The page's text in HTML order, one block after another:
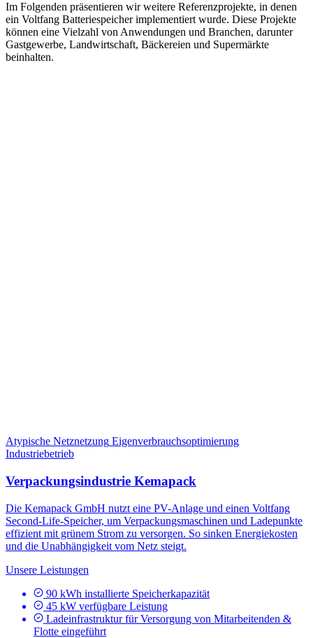
Im Folgenden präsentieren wir weitere Referenzprojekte, in denen
ein Voltfang Batteriespeicher implementiert wurde. Diese Projekte
können eine Vielzahl von Anwendungen und Branchen, darunter
Gastgewerbe, Landwirtschaft, Bäckereien und Supermärkte
beinhalten.
Atypische Netznetzung Eigenverbrauchsoptimierung
Industriebetrieb
Verpackungsindustrie Kemapack
Die Kemapack GmbH nutzt eine PV-Anlage und einen Voltfang
Second-Life-Speicher, um Verpackungsmaschinen und Ladepunkte
effizient mit grünem Strom zu versorgen. So sinken Energiekosten
und die Unabhängigkeit vom Netz steigt.
Unsere Leistungen
90 kWh installierte Speicherkapazität
45 kW verfügbare Leistung
Ladeinfrastruktur für Versorgung von Mitarbeitenden &
Flotte eingeführt